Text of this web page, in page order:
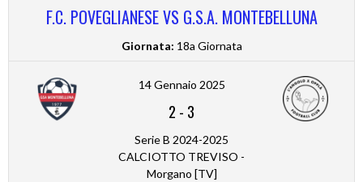
F.C. POVEGLIANESE VS G.S.A. MONTEBELLUNA
Giornata: 18a Giornata
14 Gennaio 2025
2 - 3
Serie B 2024-2025
CALCIOTTO TREVISO -
Morgano [TV]